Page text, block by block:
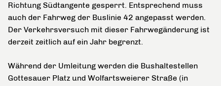
Richtung Südtangente gesperrt. Entsprechend muss
auch der Fahrweg der Buslinie 42 angepasst werden.
Der Verkehrsversuch mit dieser Fahrwegänderung ist
derzeit zeitlich auf ein Jahr begrenzt.
Während der Umleitung werden die Bushaltestellen
Gottesauer Platz und Wolfartsweierer Straße (in